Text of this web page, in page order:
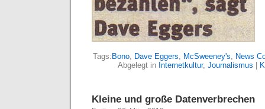
Tags:Bono Dave Eggers McSweeney's
News
Abgelegt in Internetkultur, Journalismus |
Kleine und große Datenverbrechen